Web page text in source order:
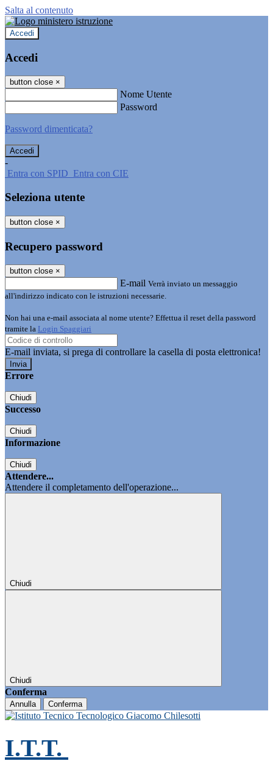
Salta al contenuto
Accedi
Accedi
button close ×
Nome Utente
Password
Password dimenticata?
-
Entra con SPID Entra con CIE
Seleziona utente
button close ×
Recupero password
button close ×
E-mail Verrà inviato un messaggio
all'indirizzo indicato con le istruzioni necessarie.
Non hai una e-mail associata al nome utente? Effettua il reset della password
tramite la Login Spaggiari
E-mail inviata, si prega di controllare la casella di posta elettronica!
Errore
Chiudi
Successo
Chiudi
Informazione
Chiudi
Attendere...
Attendere il completamento dell'operazione...
Chiudi
Chiudi
Conferma
Annulla Conferma
I.T.T.